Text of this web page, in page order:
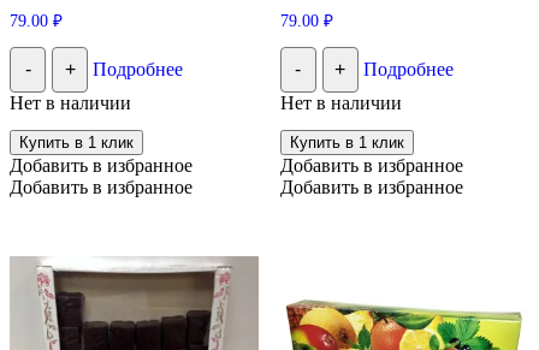
79.00 ₽
- +
Подробнее
Нет в наличии
Купить в 1 клик
Добавить в избранное
Добавить в избранное
79.00 ₽
- +
Подробнее
Нет в наличии
Купить в 1 клик
Добавить в избранное
Добавить в избранное